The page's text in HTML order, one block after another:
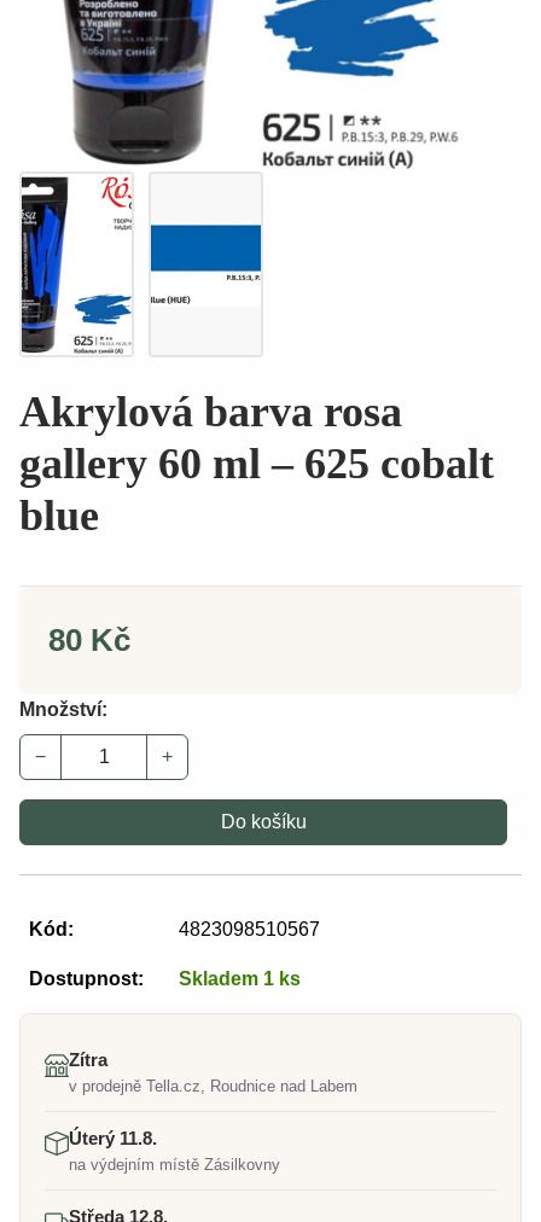
Akrylová barva rosa
gallery 60 ml – 625 cobalt
blue
80 Kč
Množství:
− +
Do košíku
Kód: 4823098510567
Dostupnost: Skladem 1 ks
Zítra
v prodejně Tella.cz, Roudnice nad Labem
Úterý 11.8.
na výdejním místě Zásilkovny
Středa 12.8.